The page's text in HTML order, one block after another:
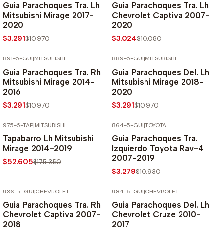
Guia Parachoques Tra. Lh
Mitsubishi Mirage 2017-
2020
$3.291$10.970
Guia Parachoques Tra. Lh
Chevrolet Captiva 2007-
2020
$3.024$10.080
891-5-GUI|MITSUBISHI
Guia Parachoques Tra. Rh
Mitsubishi Mirage 2014-
2016
$3.291$10.970
889-5-GUI|MITSUBISHI
Guia Parachoques Del. Lh
Mitsubishi Mirage 2018-
2020
$3.291$10.970
975-5-TAP|MITSUBISHI
Tapabarro Lh Mitsubishi
Mirage 2014-2019
$52.605$175.350
864-5-GUI|TOYOTA
Guia Parachoques Tra.
Izquierdo Toyota Rav-4
2007-2019
$3.279$10.930
936-5-GUI|CHEVROLET
Guia Parachoques Tra. Rh
Chevrolet Captiva 2007-
2018
984-5-GUI|CHEVROLET
Guia Parachoques Del. Lh
Chevrolet Cruze 2010-
2017